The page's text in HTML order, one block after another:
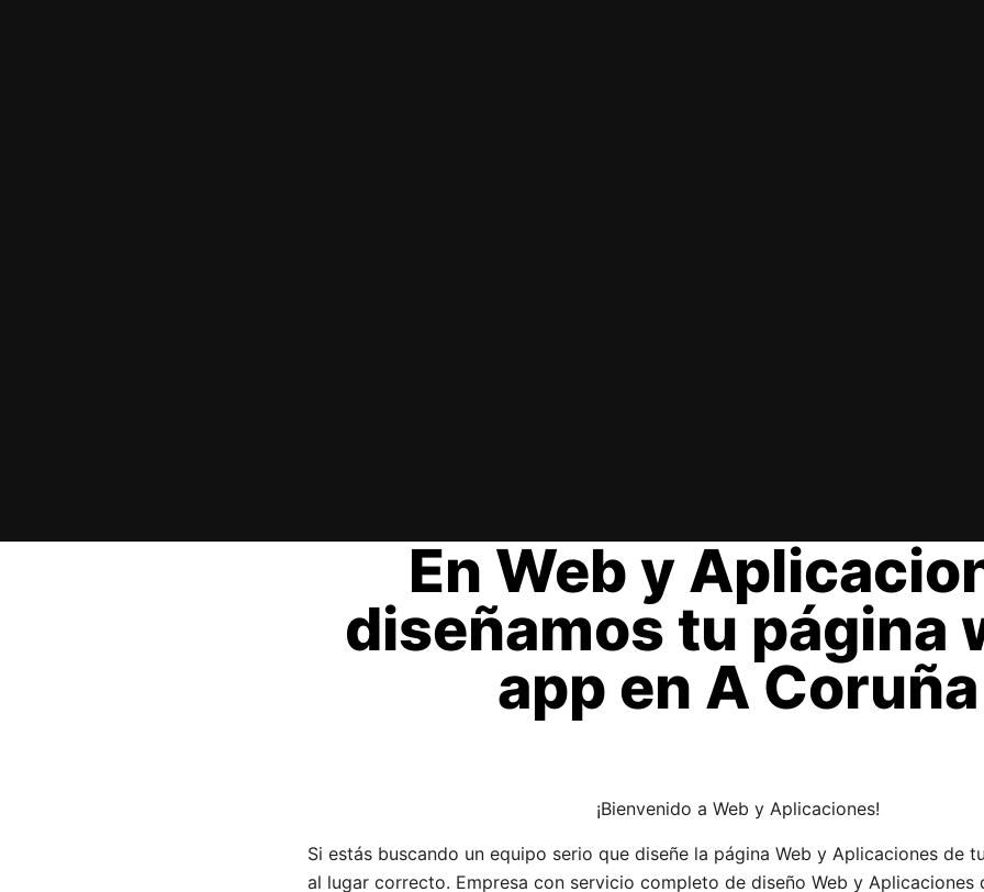
En Web y
diseñamos tu página
app en A Coruña
¡Bienvenido a Web y Aplicaciones!
Si estás buscando un equipo serio que diseñe la página Web y Aplicaciones de
al lugar correcto. Empresa con servicio completo de diseño Web y Aplicaciones